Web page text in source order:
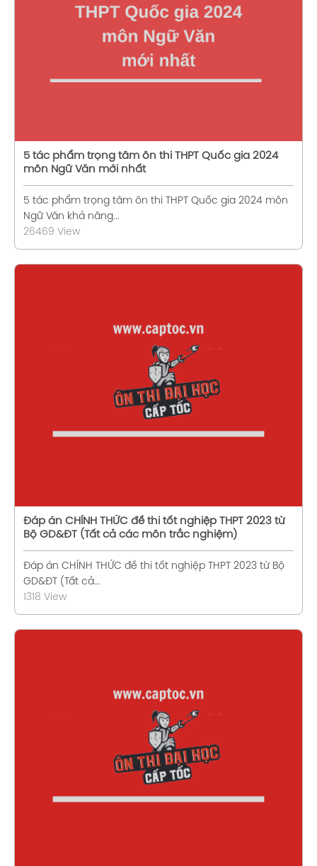
Xem chi tiết
5 tác phẩm trọng tâm ôn thi THPT Quốc gia 2024
môn Ngữ Văn mới nhất
5 tác phẩm trọng tâm ôn thi THPT Quốc gia 2024 môn
Ngữ Văn khả năng...
26469 View
Xem chi tiết
Đáp án CHÍNH THỨC đề thi tốt nghiệp THPT 2023 từ
Bộ GD&ĐT (Tất cả các môn trắc nghiệm)
Đáp án CHÍNH THỨC đề thi tốt nghiệp THPT 2023 từ Bộ
GD&ĐT (Tất cả...
1318 View
Xem chi tiết